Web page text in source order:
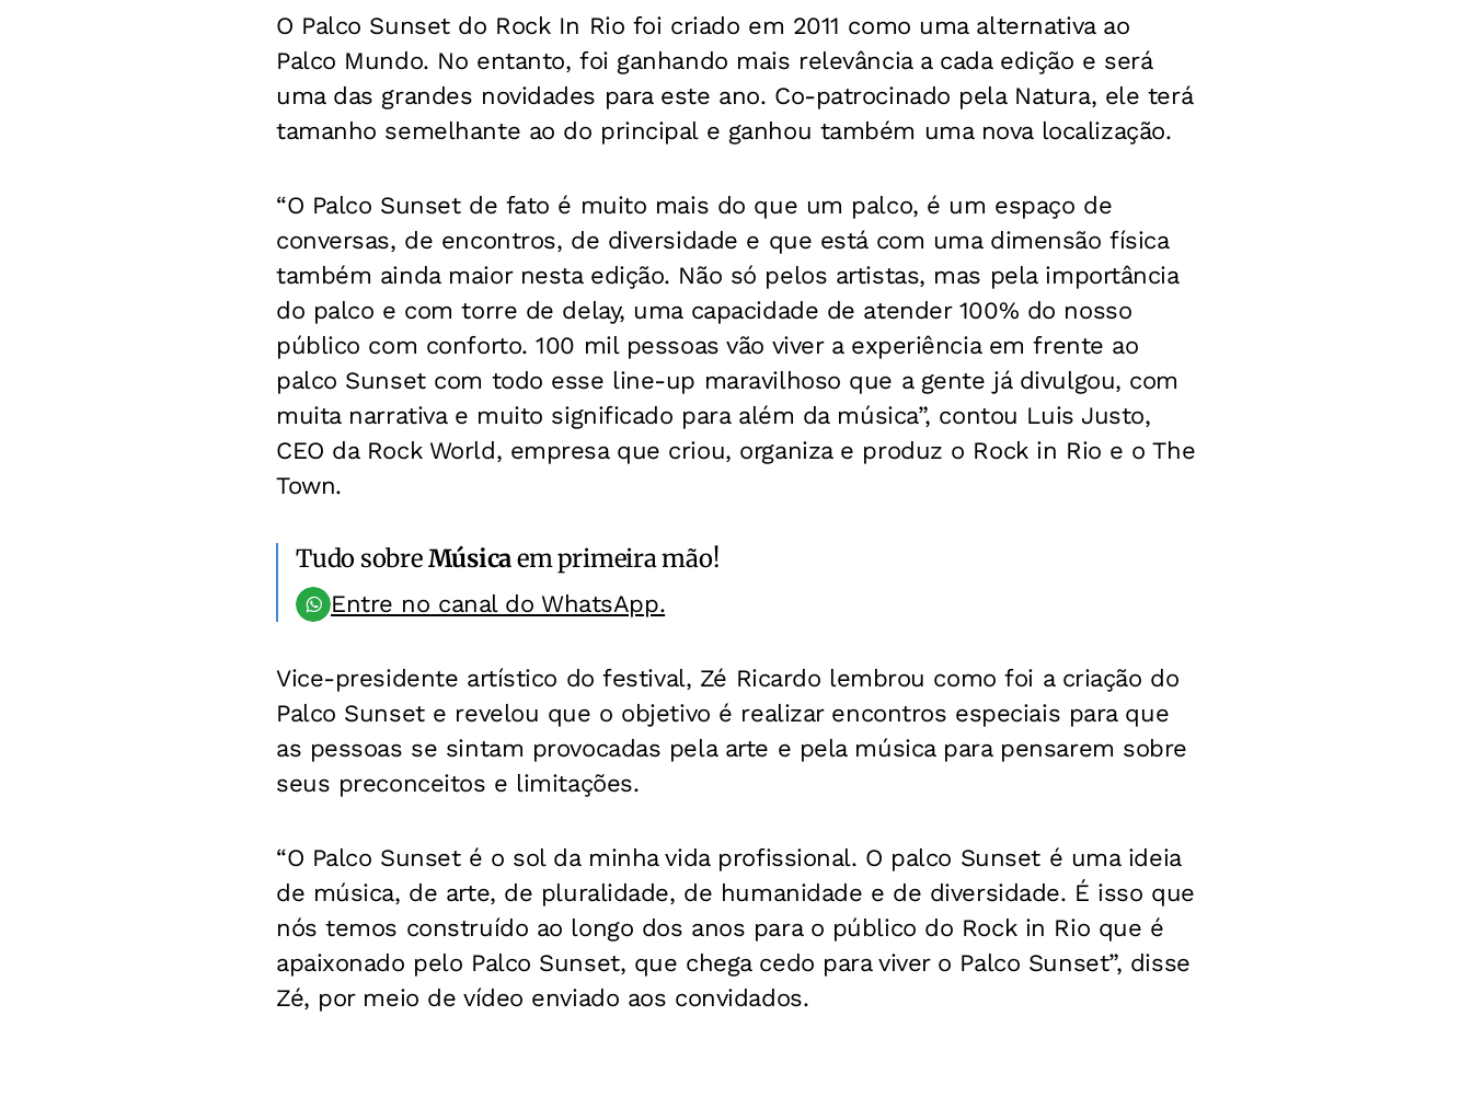
O Palco Sunset do Rock In Rio foi criado em 2011 como uma alternativa ao
Palco Mundo. No entanto, foi ganhando mais relevância a cada edição e será
uma das grandes novidades para este ano. Co-patrocinado pela Natura, ele terá
tamanho semelhante ao do principal e ganhou também uma nova localização.
“O Palco Sunset de fato é muito mais do que um palco, é um espaço de
conversas, de encontros, de diversidade e que está com uma dimensão física
também ainda maior nesta edição. Não só pelos artistas, mas pela importância
do palco e com torre de delay, uma capacidade de atender 100% do nosso
público com conforto. 100 mil pessoas vão viver a experiência em frente ao
palco Sunset com todo esse line-up maravilhoso que a gente já divulgou, com
muita narrativa e muito significado para além da música”, contou Luis Justo,
CEO da Rock World, empresa que criou, organiza e produz o Rock in Rio e o The
Town.
Tudo sobreMúsicaem primeira mão!
Entre no canal do WhatsApp.
Vice-presidente artístico do festival, Zé Ricardo lembrou como foi a criação do
Palco Sunset e revelou que o objetivo é realizar encontros especiais para que
as pessoas se sintam provocadas pela arte e pela música para pensarem sobre
seus preconceitos e limitações.
“O Palco Sunset é o sol da minha vida profissional. O palco Sunset é uma ideia
de música, de arte, de pluralidade, de humanidade e de diversidade. É isso que
nós temos construído ao longo dos anos para o público do Rock in Rio que é
apaixonado pelo Palco Sunset, que chega cedo para viver o Palco Sunset”, disse
Zé, por meio de vídeo enviado aos convidados.